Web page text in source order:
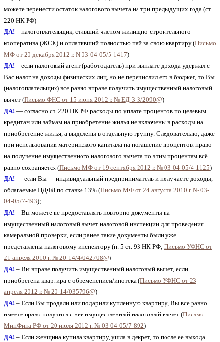
можете перенести остаток налогового вычета на три предыдущих года (ст.
220 НК РФ)
ДА! – налогоплательщик, ставший членом жилищно-строительного
кооператива (ЖСК) и оплативший полностью пай за свою квартиру (Письмо
МФ от 20 декабря 2012 г. N 03-04-05/5-1417)
ДА! – если налоговый агент (работодатель) при выплате дохода удержал с
Вас налог на доходы физических лиц, но не перечислил его в бюджет, то Вы
(налогоплательщик) все равно вправе получить имущественный налоговый
вычет (Письмо ФНС от 15 июня 2012 г. № ЕД-3-3/2090@)
ДА! — согласно ст. 220 НК РФ расходы по уплате процентов по целевым
кредитам или займам на приобретение жилья не включены в расходы на
приобретение жилья, а выделены в отдельную группу. Следовательно, даже
при использовании материнского капитала на погашение процентов, право
на получение имущественного налогового вычета по этим процентам всё
равно сохраняется (Письмо МФ от 19 сентября 2012 г. № 03-04-05/4-1125)
ДА! — если Вы — индивидуальный предприниматель и получаете доходы,
облагаемые НДФЛ по ставке 13% (Письмо МФ от 24 августа 2010 г. № 03-
04-05/7-493);
ДА! – Вы можете не предоставлять повторно документы на
имущественный налоговый вычет налоговой инспекции для проведения
камеральной проверки, если ранее такие документы были уже
представлены налоговому инспектору (п. 5 ст. 93 НК РФ; Письмо УФНС от
21 апреля 2010 г. № 20-14/4/042708@)
ДА! – Вы вправе получить имущественный налоговый вычет, если
приобретена квартира с обременением/ипотека (Письмо УФНС от 23
апреля 2012 г. № 20-14/035796@)
ДА! – Если Вы продали или подарили купленную квартиру, Вы все равно
имеете право получить с нее имущественный налоговый вычет (Письмо
МинФина РФ от 20 июля 2012 г. № 03-04-05/7-892)
ДА! – Если женщина купила квартиру, ушла в декрет, то после ее выхода